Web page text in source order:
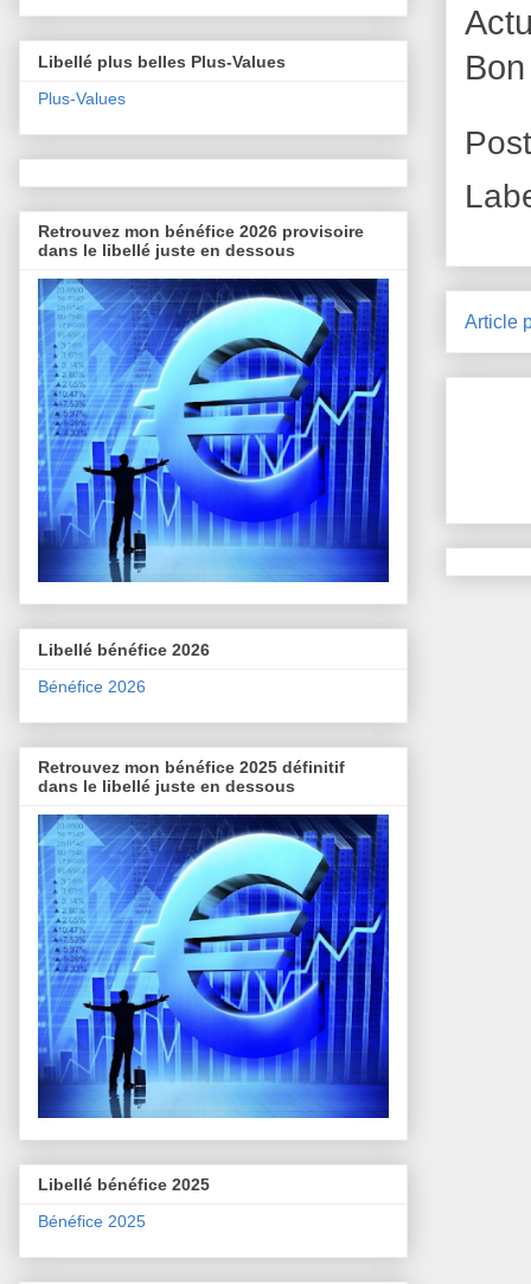
Article
Libellé plus belles Plus-Values
Plus-Values
Retrouvez mon bénéfice 2026 provisoire
dans le libellé juste en dessous
Libellé bénéfice 2026
Bénéfice 2026
Retrouvez mon bénéfice 2025 définitif
dans le libellé juste en dessous
Libellé bénéfice 2025
Bénéfice 2025